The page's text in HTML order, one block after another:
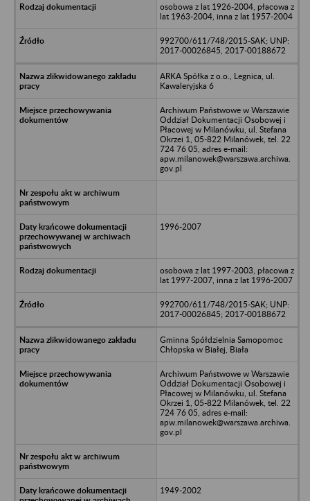
osobowa z lat 1926-2004, płacowa z
lat 1963-2004, inna z lat 1957-2004
992700/611/748/2015-SAK; UNP:
2017-00026845, 2017-00188672
ARKA Spółka z o.o., Legnica, ul.
Kawaleryjska 6
Archiwum Państwowe w Warszawie
Oddział Dokumentacji Osobowej i
Płacowej w Milanówku, ul. Stefana
Okrzei 1, 05-822 Milanówek, tel. 22
724 76 05, adres e-mail:
apw.milanowek@warszawa.archiwa.
gov.pl
1996-2007
osobowa z lat 1997-2003, płacowa z
lat 1997-2007, inna z lat 1996-2007
992700/611/748/2015-SAK; UNP:
2017-00026845; 2017-00188672
Gminna Spółdzielnia Samopomoc
Chłopska w Białej, Biała
Archiwum Państwowe w Warszawie
Oddział Dokumentacji Osobowej i
Płacowej w Milanówku, ul. Stefana
Okrzei 1, 05-822 Milanówek, tel. 22
724 76 05, adres e-mail:
apw.milanowek@warszawa.archiwa.
gov.pl
1949-2002